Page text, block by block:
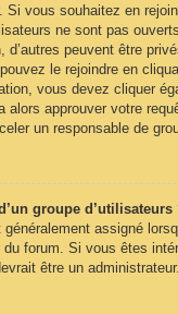
Si vous souhaitez en
ne sont pas
peuvent être
le rejoindre en
vous devez cliquer
alors approuver votre
un responsable de
groupe d’utilisateurs
généralement assigné
forum. Si vous êtes
être un